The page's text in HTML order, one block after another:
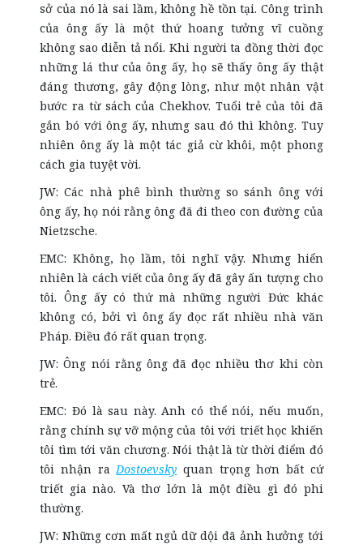
sở của nó là sai lầm, không hề tồn tại. Công trình
của ông ấy là một thứ hoang tưởng vĩ cuồng
không sao diễn tả nổi. Khi người ta đồng thời đọc
những lá thư của ông ấy, họ sẽ thấy ông ấy thật
đáng thương, gây động lòng, như một nhân vật
bước ra từ sách của Chekhov. Tuổi trẻ của tôi đã
gắn bó với ông ấy, nhưng sau đó thì không. Tuy
nhiên ông ấy là một tác giả cừ khôi, một phong
cách gia tuyệt vời.
JW: Các nhà phê bình thường so sánh ông với
ông ấy, họ nói rằng ông đã đi theo con đường của
Nietzsche.
EMC: Không, họ lầm, tôi nghĩ vậy. Nhưng hiển
nhiên là cách viết của ông ấy đã gây ấn tượng cho
tôi. Ông ấy có thứ mà những người Đức khác
không có, bởi vì ông ấy đọc rất nhiều nhà văn
Pháp. Điều đó rất quan trọng.
JW: Ông nói rằng ông đã đọc nhiều thơ khi còn
trẻ.
EMC: Đó là sau này. Anh có thể nói, nếu muốn,
rằng chính sự vỡ mộng của tôi với triết học khiến
tôi tìm tới văn chương. Nói thật là từ thời điểm đó
tôi nhận raDostoevsky quan trọng hơn bất cứ
triết gia nào. Và thơ lớn là một điều gì đó phi
thường.
JW: Những cơn mất ngủ dữ dội đã ảnh hưởng tới